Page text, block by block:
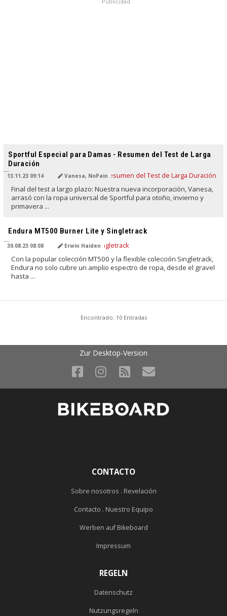
Sportful Especial para Damas - Resumen del Test de Larga
Duración
13.11.23 09:14 Vanesa, NoPain
Final del test a largo plazo: Nuestra nueva incorporación, Vanesa,
arrasó con la ropa universal de Sportful para otoño, invierno y
primavera ...
Endura MT500 Burner Lite y Singletrack
30.08.23 08:08 Erwin Haiden
Con la popular colección MT500 y la flexible colección Singletrack,
Endura no solo cubre un amplio espectro de ropa, desde el gravel
hasta ...
Encontrado: 10 Entradas
Zur Desktop-Version
CONTACTO
Sobre nosotros . Revelación
Contacto . Nuestro Equipo
Werben auf Bikeboard
Impressum
REGELN
Datenschutz
Nutzungsregeln